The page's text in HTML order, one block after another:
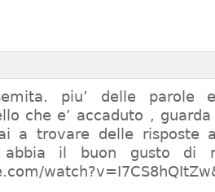
piu’ delle parole
che e’ accaduto , guarda
a trovare delle risposte
il buon gusto di